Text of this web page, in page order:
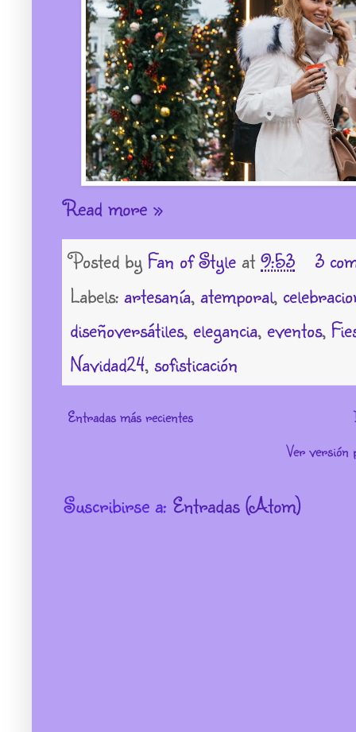
Read more »
Posted by Fan of Style at 9:53
3
Labels: artesanía, atemporal,
diseñoversátiles, elegancia, eventos,
Navidad24, sofisticación
Entradas más recientes
Ver versión
Suscribirse a: Entradas (Atom)